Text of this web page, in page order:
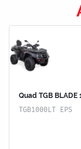
Quad TGB BLADE
TGB1000LT EPS